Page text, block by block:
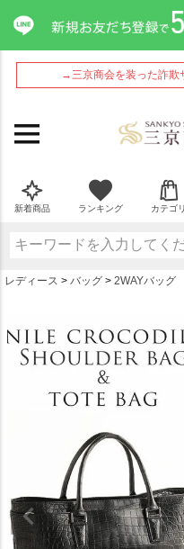
→三京商会を装った詐欺
新着商品 ランキング カテゴリ
レディース バッグ 2WAYバッグ